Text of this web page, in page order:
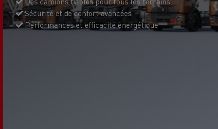
Sécurité et de confort avancées
Performances et efficacité énergétique